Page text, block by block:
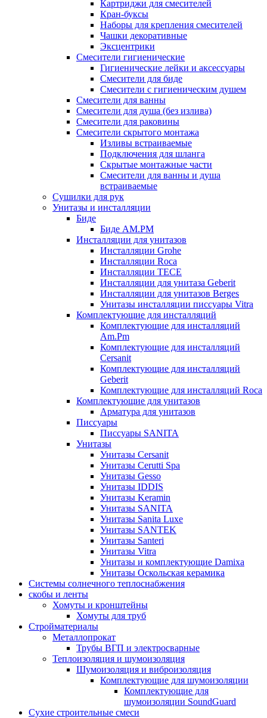
Картриджи для смесителей
Кран-буксы
Наборы для крепления смесителей
Чашки декоративные
Эксцентрики
Смесители гигиенические
Гигиенические лейки и аксессуары
Смесители для биде
Смесители с гигиеническим душем
Смесители для ванны
Смесители для душа (без излива)
Смесители для раковины
Смесители скрытого монтажа
Изливы встраиваемые
Подключения для шланга
Скрытые монтажные части
Смесители для ванны и душа
встраиваемые
Сушилки для рук
Унитазы и инсталляции
Биде
Биде AM.PM
Инсталляции для унитазов
Инсталляции Grohe
Инсталляции Roca
Инсталляции TECE
Инсталляции для унитаза Geberit
Инсталляции для унитазов Berges
Унитазы инсталляции писсуары Vitra
Комплектующие для инсталляций
Комплектующие для инсталляций
Am.Pm
Комплектующие для инсталляций
Cersanit
Комплектующие для инсталляций
Geberit
Комплектующие для инсталляций Roca
Комплектующие для унитазов
Арматура для унитазов
Писсуары
Писсуары SANITA
Унитазы
Унитазы Cersanit
Унитазы Cerutti Spa
Унитазы Gesso
Унитазы IDDIS
Унитазы Keramin
Унитазы SANITA
Унитазы Sanita Luxe
Унитазы SANTEK
Унитазы Santeri
Унитазы Vitra
Унитазы и комплектующие Damixa
Унитазы Оскольская керамика
Системы солнечного теплоснабжения
скобы и ленты
Хомуты и кронштейны
Хомуты для труб
Стройматериалы
Металлопрокат
Трубы ВГП и электросварные
Теплоизоляция и шумоизоляция
Шумоизоляция и виброизоляция
Комплектующие для шумоизоляции
Комплектующие для
шумоизоляции SoundGuard
Сухие строительные смеси